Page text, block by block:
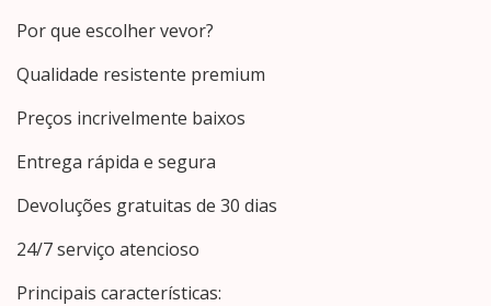
Por que escolher vevor?
Qualidade resistente premium
Preços incrivelmente baixos
Entrega rápida e segura
Devoluções gratuitas de 30 dias
24/7 serviço atencioso
Principais características: